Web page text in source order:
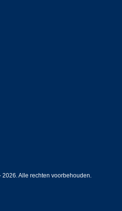
Alle rechten voorbehouden.